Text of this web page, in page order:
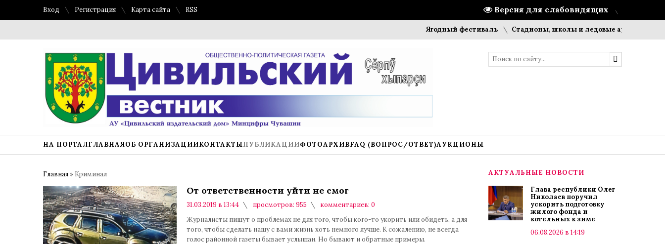
Версия для слабовидящих
Вход Регистрация Карта сайта RSS
Ягодный фестиваль Стадионы, школы и ледовые арены: что строит
НА ПОРТАЛГЛАВНАЯОБ ОРГАНИЗАЦИИКОНТАКТЫПУБЛИКАЦИИФОТОАРХИВFAQ (ВОПРОС/ОТВЕТ)АУКЦИОНЫ
Главная » Криминал
От ответственности уйти не смог
31.03.2019 в 13:44 просмотров: 955
комментариев: 0
Журналисты пишут о проблемах не для того, чтобы кого-то укорить или обидеть, а для
того, чтобы сделать нашу с вами жизнь хоть немного лучше. К сожалению, не всегда
голос районной газеты бывает услышан. Но бывают и обратные примеры.
АКТУАЛЬНЫЕ НОВОСТИ
Глава республики Олег
Николаев поручил
ускорить подготовку
жилого фонда и
котельных к зиме
06.08.2026 в 14:19